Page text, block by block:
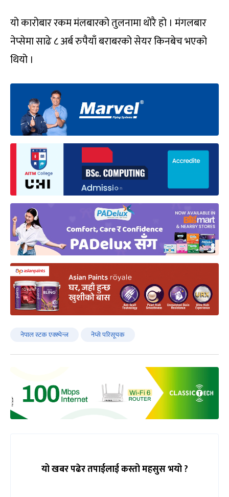
यो कारोबार रकम मंलबारको तुलनामा थोरै हो । मंगलबार
नेप्सेमा साढे ८ अर्ब रुपैयाँ बराबरको सेयर किनबेच भएको
थियो ।
नेपाल स्टक एक्स्चेन्ज नेप्से परिसूचक
यो खबर पढेर तपाईलाई कस्तो महसुस भयो ?